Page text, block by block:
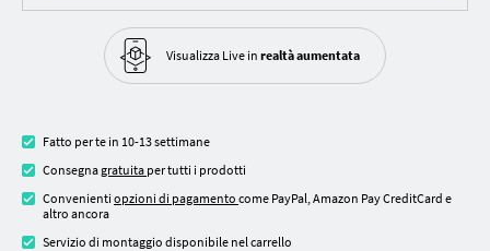
Visualizza Live in realtà aumentata
Fatto per te in 10-13 settimane
Consegnagratuita per tutti i prodotti
Convenienti opzioni di pagamento come PayPal, Amazon Pay CreditCard e
altro ancora
Servizio di montaggio disponibile nel carrello